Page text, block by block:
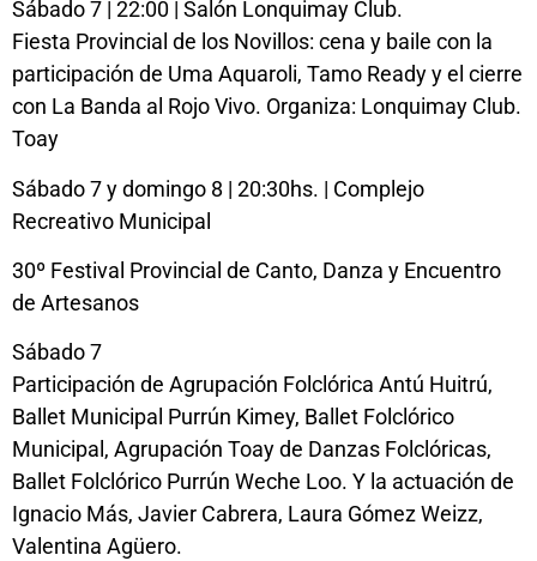
Sábado 7 | 22:00 | Salón Lonquimay Club.
Fiesta Provincial de los Novillos: cena y baile con la
participación de Uma Aquaroli, Tamo Ready y el cierre
con La Banda al Rojo Vivo. Organiza: Lonquimay Club.
Toay
Sábado 7 y domingo 8 | 20:30hs. | Complejo
Recreativo Municipal
30º Festival Provincial de Canto, Danza y Encuentro
de Artesanos
Sábado 7
Participación de Agrupación Folclórica Antú Huitrú,
Ballet Municipal Purrún Kimey, Ballet Folclórico
Municipal, Agrupación Toay de Danzas Folclóricas,
Ballet Folclórico Purrún Weche Loo. Y la actuación de
Ignacio Más, Javier Cabrera, Laura Gómez Weizz,
Valentina Agüero.